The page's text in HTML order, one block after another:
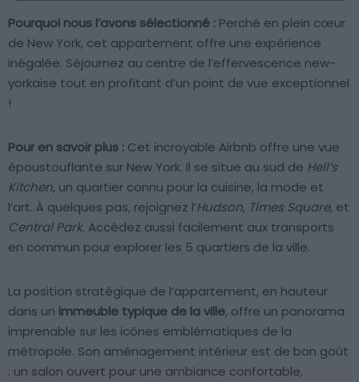
Pourquoi nous l’avons sélectionné : Perché en plein cœur
de New York, cet appartement offre une expérience
inégalée. Séjournez au centre de l’effervescence new-
yorkaise tout en profitant d’un point de vue exceptionnel
!
Pour en savoir plus : Cet incroyable Airbnb offre une vue
époustouflante sur New York. Il se situe au sud de Hell’s
Kitchen, un quartier connu pour la cuisine, la mode et
l’art. À quelques pas, rejoignez l’Hudson, Times Square, et
Central Park. Accédez aussi facilement aux transports
en commun pour explorer les 5 quartiers de la ville.
La position stratégique de l’appartement, en hauteur
dans un immeuble typique de la ville, offre un panorama
imprenable sur les icônes emblématiques de la
métropole. Son aménagement intérieur est de bon goût
: un salon ouvert pour une ambiance confortable,